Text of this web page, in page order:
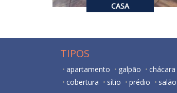
CASA
TIPOS
apartamento galpão chácara
cobertura
sítio prédio salão